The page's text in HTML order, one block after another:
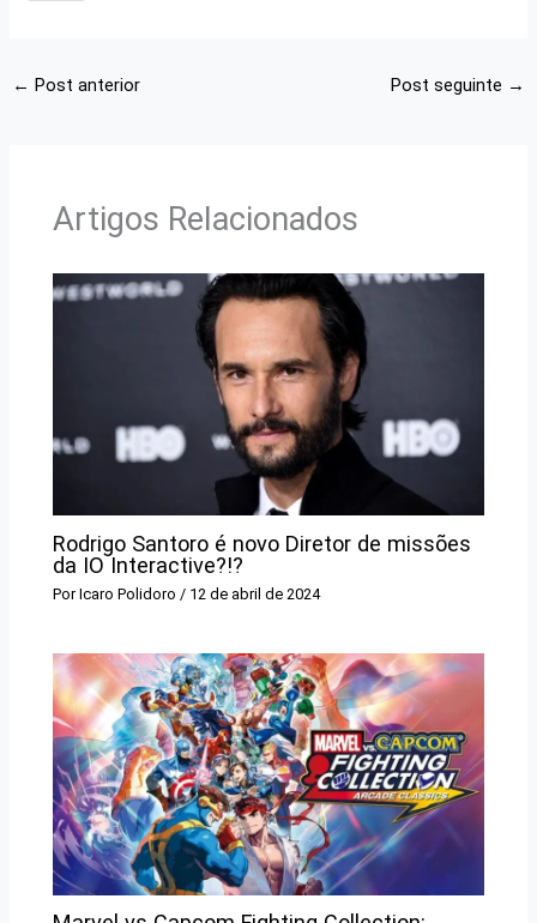
← Post anterior Post seguinte →
Artigos Relacionados
Rodrigo Santoro é novo Diretor de missões
da IO Interactive?!?
PorIcaro Polidoro/ 12 de abril de 2024